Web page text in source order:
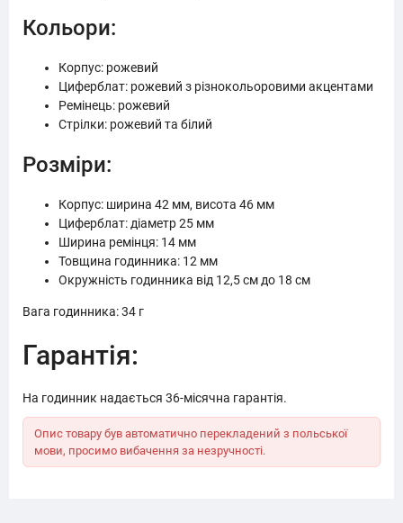
Кольори:
Корпус: рожевий
Циферблат: рожевий з різнокольоровими акцентами
Ремінець: рожевий
Стрілки: рожевий та білий
Розміри:
Корпус: ширина 42 мм, висота 46 мм
Циферблат: діаметр 25 мм
Ширина ремінця: 14 мм
Товщина годинника: 12 мм
Окружність годинника від 12,5 см до 18 см
Вага годинника: 34 г
Гарантія:
На годинник надається 36-місячна гарантія.
Опис товару був автоматично перекладений з польської
мови, просимо вибачення за незручності.